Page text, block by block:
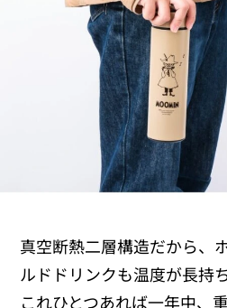
真空断熱二層構造だから、
ルドドリンクも温度が長持
これひとつあれば一年中、